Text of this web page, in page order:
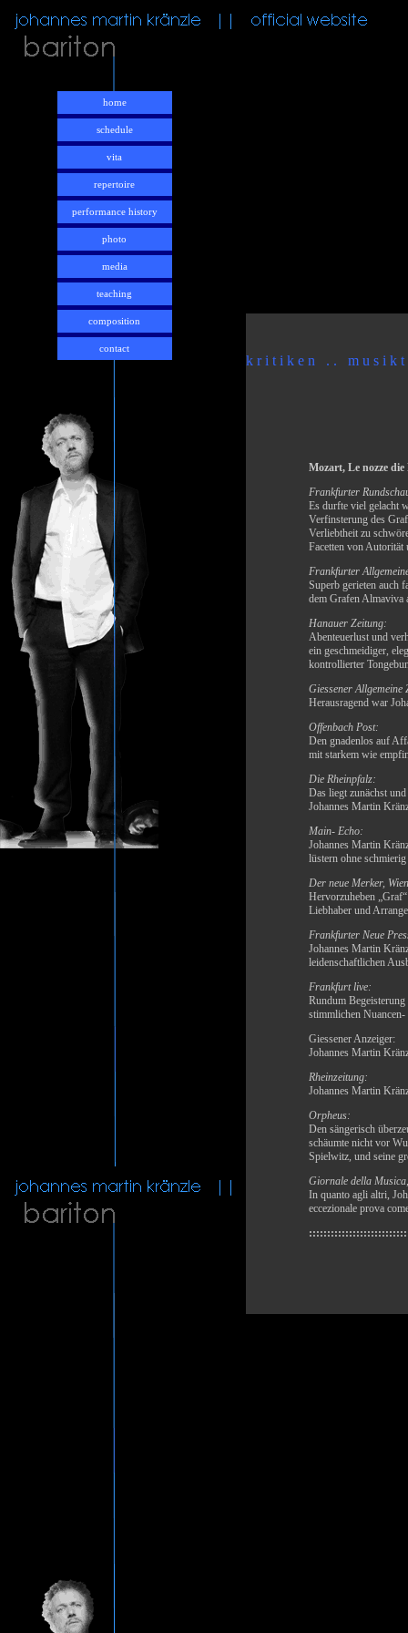
home
schedule
vita
repertoire
performance history
photo
media
teaching
composition
contact
k r i t i k e n . . m u s i k t
Mozart, Le nozze
Frankfurter
Es durfte viel gelacht
Verfinsterung des
Verliebtheit zu
Facetten von Autorität
Frankfurter
Superb gerieten auch
dem Grafen Almaviva
Hanauer Zeitung:
Abenteuerlust und
ein geschmeidiger,
kontrollierter
Giessener Allgemeine
Herausragend war
Offenbach Post:
Den gnadenlos auf
mit starkem wie
Die Rheinpfalz:
Das liegt zunächst
Johannes Martin
Main- Echo:
Johannes Martin
lüstern ohne
Der neue Merker,
Hervorzuheben
Liebhaber und
Frankfurter Neue
Johannes Martin
leidenschaftlichen
Frankfurt live:
Rundum
stimmlichen
Giessener Anzeiger:
Johannes Martin
Rheinzeitung:
Johannes Martin
Orpheus:
Den sängerisch
schäumte nicht vor
Spielwitz, und seine
Giornale della
In quanto agli altri,
eccezionale prova